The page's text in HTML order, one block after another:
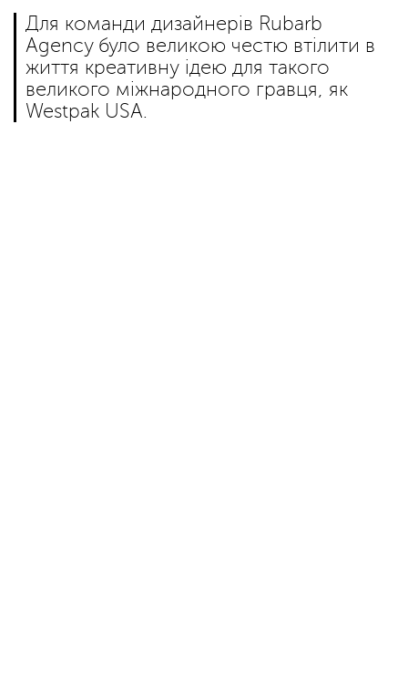
Для команди дизайнерів Rubarb
Agency було великою честю втілити в
життя креативну ідею для такого
великого міжнародного гравця, як
Westpak USA.